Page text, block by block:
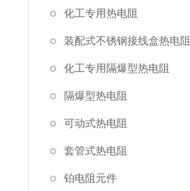
化工专用热电阻
装配式不锈钢接线盒热电阻
化工专用隔爆型热电阻
隔爆型热电阻
可动式热电阻
套管式热电阻
铂电阻元件